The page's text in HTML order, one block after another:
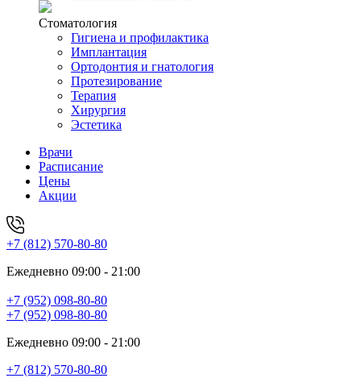
Стоматология
Гигиена и профилактика
Имплантация
Ортодонтия и гнатология
Протезирование
Терапия
Хирургия
Эстетика
Врачи
Расписание
Цены
Акции
+7 (812) 570-80-80
Ежедневно 09:00 - 21:00
+7 (952) 098-80-80
+7 (952) 098-80-80
Ежедневно 09:00 - 21:00
+7 (812) 570-80-80